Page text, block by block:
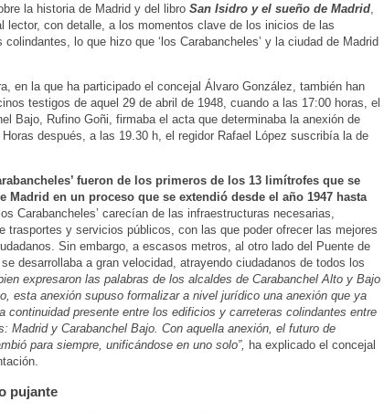
la historia de Madrid y del libro San Isidro y el sueño de Madrid
lector, con detalle, a los momentos clave de los inicios de las
lo que hizo que ‘los Carabancheles’ y la ciudad de Madrid
en la que ha participado el concejal Álvaro González, también han
testigos de aquel 29 de abril de 1948, cuando a las 17:00 horas, el
Bajo, Rufino Goñi, firmaba el acta que determinaba la anexión de
después, a las 19.30 h, el regidor Rafael López suscribía la de
fueron de los primeros de los 13 limítrofes que se
Madrid en un proceso que se extendió desde el año 1947 hasta
Carabancheles’ carecían de las infraestructuras necesarias,
trasportes y servicios públicos, con las que poder ofrecer las mejores
Sin embargo, a escasos metros, al otro lado del Puente de
desarrollaba a gran velocidad, atrayendo ciudadanos de todos los
expresaron las palabras de los alcaldes de Carabanchel Alto y Bajo
esta anexión supuso formalizar a nivel jurídico una anexión que ya
continuidad presente entre los edificios y carreteras colindantes entre
Madrid y Carabanchel Bajo. Con aquella anexión, el futuro de
para siempre, unificándose en uno solo”, ha explicado el concejal
pujante